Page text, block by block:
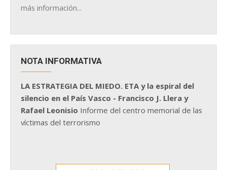
más información...
NOTA INFORMATIVA
LA ESTRATEGIA DEL MIEDO. ETA y la espiral del
silencio en el País Vasco - Francisco J. Llera y
Rafael Leonisio Informe del centro memorial de las
víctimas del terrorismo